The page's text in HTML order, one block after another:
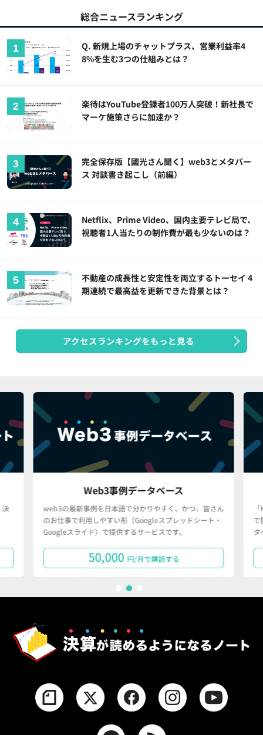
総合ニュースランキング
Q. 新規上場のチャットプラス、営業利益率4
8%を生む3つの仕組みとは？
楽待はYouTube登録者100万人突破！新社長で
マーケ施策さらに加速か？
完全保存版【國光さん聞く】web3とメタバー
ス 対談書き起こし（前編）
Netflix、Prime Video、国内主要テレビ局で、
視聴者1人当たりの制作費が最も少ないのは？
不動産の成長性と安定性を両立するトーセイ 4
期連続で最高益を更新できた背景とは？
アクセスランキングをもっと見る
Web3事例データベース
web3の最新事例を日本語で分かりやすく、かつ、皆さん
のお仕事で利用しやすい形（Googleスプレッドシート・
Googleスライド）で提供するサービスです。
50,000 円/月で購読する
で
タ